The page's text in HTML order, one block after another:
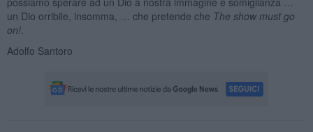
un Dio orribile, insomma, … che pretende che The show must go
on!.
Adolfo Santoro